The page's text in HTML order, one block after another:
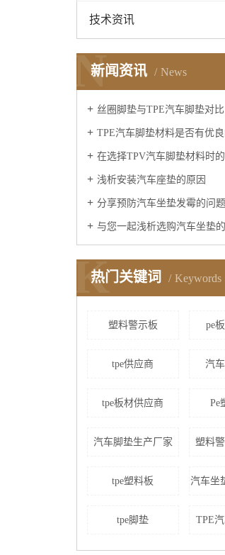
技术资讯
新闻资讯 News
N
丝圈脚垫与TPE汽车脚垫对比，各自优
TPE汽车脚垫材料是否有优良的
在选择TPV汽车脚垫材料时
浅析安装汽车座垫的原因
分享预防汽车坐垫发霉的问题
与您一起浅析选购汽车坐垫
热门关键词 Keywords
K
塑料警示板 pe
tpe供应商 汽
tpe板材供应商 Pe
汽车脚垫生产厂家 塑料
tpe塑料板 汽车坐
tpe脚垫 TPE